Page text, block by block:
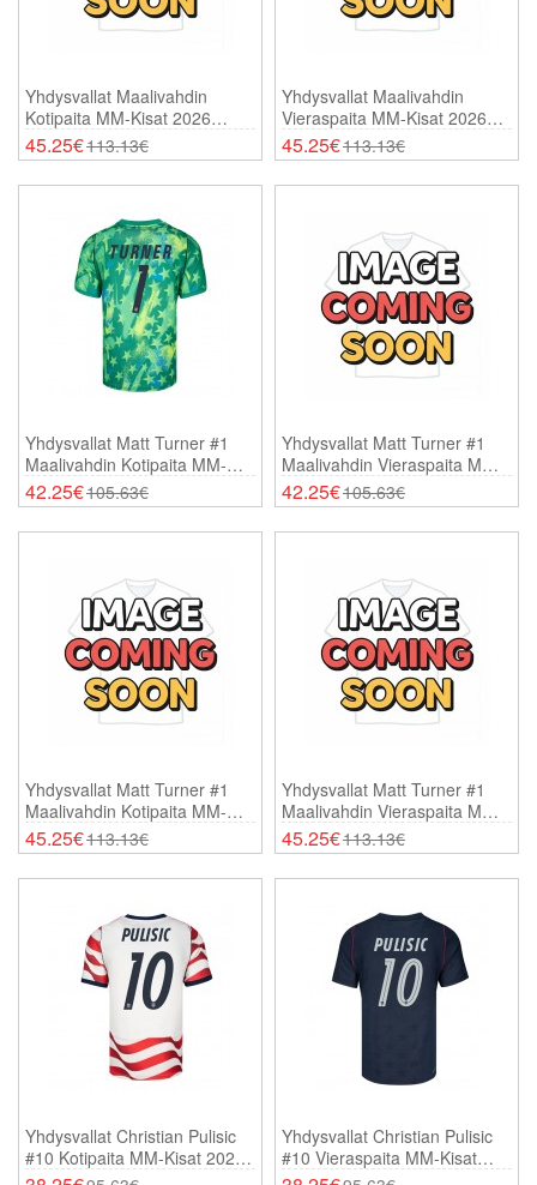
Yhdysvallat Maalivahdin
Kotipaita MM-Kisat 2026
Pitkähihainen
45.25€113.13€
Yhdysvallat Maalivahdin
Vieraspaita MM-Kisat 2026
Pitkähihainen
45.25€113.13€
Yhdysvallat Matt Turner #1
Maalivahdin Kotipaita MM-
Kisat 2026 Lyhythihainen
42.25€105.63€
Yhdysvallat Matt Turner #1
Maalivahdin Vieraspaita MM-
Kisat 2026 Lyhythihainen
42.25€105.63€
Yhdysvallat Matt Turner #1
Maalivahdin Kotipaita MM-
Kisat 2026 Pitkähihainen
45.25€113.13€
Yhdysvallat Matt Turner #1
Maalivahdin Vieraspaita MM-
Kisat 2026 Pitkähihainen
45.25€113.13€
Yhdysvallat Christian Pulisic
#10 Kotipaita MM-Kisat 2026
Lyhythihainen
Yhdysvallat Christian Pulisic
#10 Vieraspaita MM-Kisat
2026 Lyhythihainen